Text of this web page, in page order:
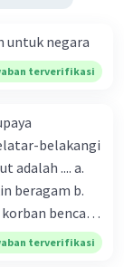
untuk negara
terverifikasi
belakangi
adalah .... a.
beragam b.
bencana
terverifikasi